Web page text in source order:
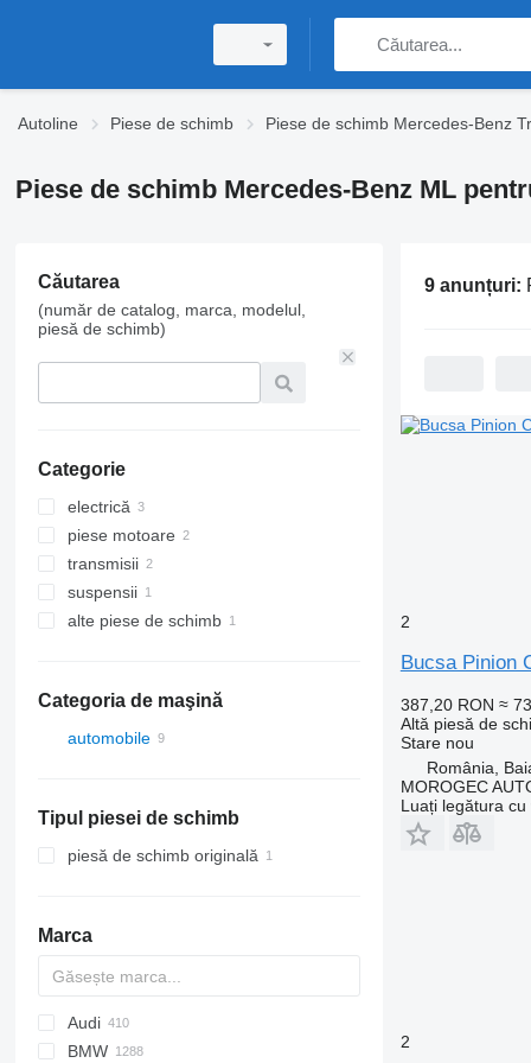
Autoline Piese de schimb Piese de schimb Mercedes-Benz
Piese de schimb Mercedes-Benz ML
Căutarea
(număr de catalog, marca, modelul,
piesă de schimb)
Categorie
electrică
unităţi de control
senzori
piese motoare
motoare
recirculare gaze de eșapament
transmisii
diferentiale
alte piese de schimb ale transmisiei
suspensii
pompe de servodirecţie
alte piese de schimb
Categoria de maşină
automobile
Tipul piesei de schimb
piesă de schimb originală
Marca
159
Giulietta
Audi
A-series
BMW
9 anunțuri:
2
Bucsa Pinion
387,20 RON ≈
Altă piesă de
Starenou
România,
MOROGEC
Luați legătura
2